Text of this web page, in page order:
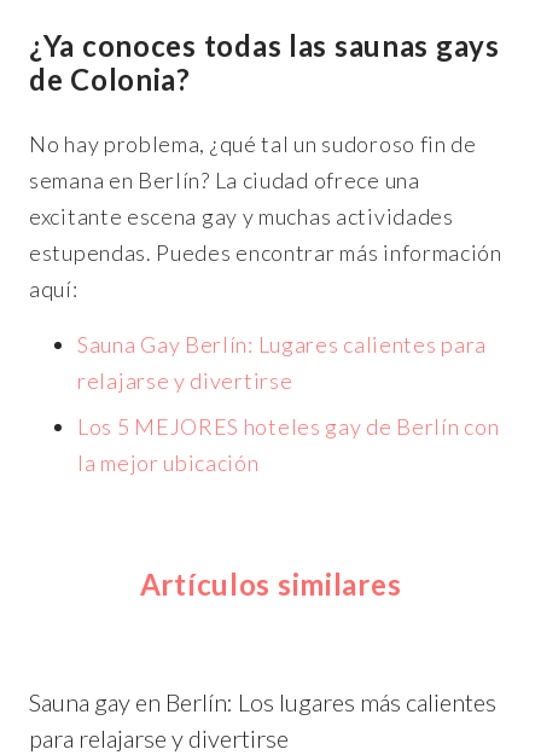
¿Ya conoces todas las saunas gays
de Colonia?
No hay problema, ¿qué tal un sudoroso fin de
semana en Berlín? La ciudad ofrece una
excitante escena gay y muchas actividades
estupendas. Puedes encontrar más información
aquí:
Sauna Gay Berlín: Lugares calientes para
relajarse y divertirse
Los 5 MEJORES hoteles gay de Berlín con
la mejor ubicación
Artículos similares
Sauna gay en Berlín: Los lugares más calientes
para relajarse y divertirse